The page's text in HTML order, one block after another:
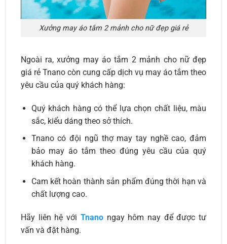
Xưởng may áo tắm 2 mảnh cho nữ đẹp giá rẻ
Ngoài ra, xưởng may áo tắm 2 mảnh cho nữ đẹp
giá rẻ Tnano còn cung cấp dịch vụ may áo tắm theo
yêu cầu của quý khách hàng:
Quý khách hàng có thể lựa chọn chất liệu, màu
sắc, kiểu dáng theo sở thích.
Tnano có đội ngũ thợ may tay nghề cao, đảm
bảo may áo tắm theo đúng yêu cầu của quý
khách hàng.
Cam kết hoàn thành sản phẩm đúng thời hạn và
chất lượng cao.
Hãy liên hệ với Tnanongay hôm nay để được tư
vấn và đặt hàng.